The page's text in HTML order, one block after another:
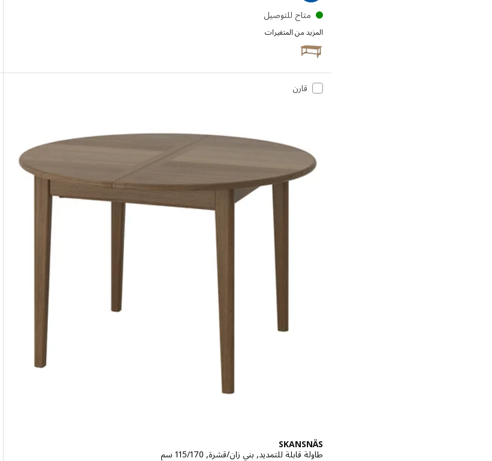
متاح للتوصيل
المزيد من المتغيرات
قارن
SKANSNÄS
طاولة قابلة للتمديد, بني زان/قشرة, ‎115/170 سم‏